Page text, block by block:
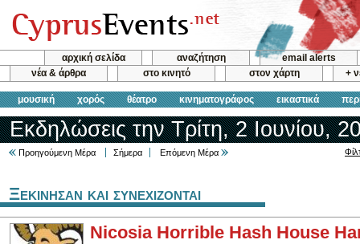
αρχική σελίδα αναζήτηση
email alerts
νέα & άρθρα
στο κινητό στον χάρτη +
μουσική χορός θέατρο κινηματογράφος εικαστικά
Εκδηλώσεις την Τρίτη, 2 Ιουνίου,
Προηγούμενη Μέρα Σήμερα Επόμενη Μέρα
Ξεκινησαν και συνεχιζονται
Nicosia Horrible Hash House